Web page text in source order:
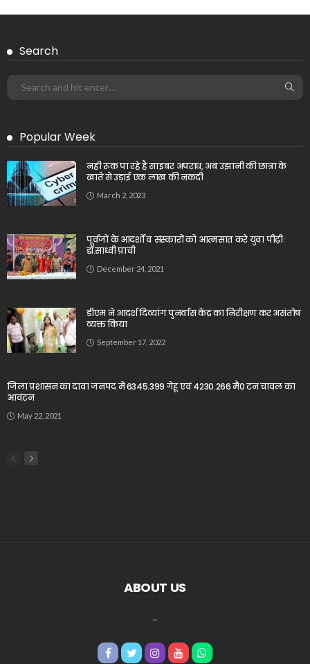
Search
Popular Week
नही रूक पा रहे है साइबर अपराध, अब उझानी की छात्रा के
खाते से उड़ाई एक लाख की नकदी
March 2, 2023
पूर्वजों के आदर्शों व संस्कारों को आत्मसात करे युवा पीढ़ीः
डॉ.साध्वी प्राची
December 24, 2021
डीएम ने आदर्श दिव्यांग पुनर्वास केंद्र का निरीक्षण कर असंतोष
व्यक्त किया
September 17, 2022
जिला प्रशासन का दावा जनपद में 6345.399 गेहू एवं 4230.266 मै0 टन चावल का
आवंटन
May 22, 2021
ABOUT US